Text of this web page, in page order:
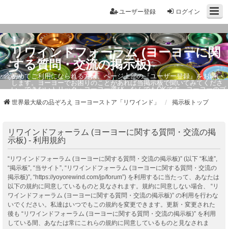
ログイン
ユーザー登録
リワインドフォーラム (ヨーヨーに関
する質問・交流の掲示板)
初めてご利用になられる方は、ページ上部の『ユーザー登録』をお願い
します。ヨーヨーでお困りのことがあれば当掲示板で聞いてみてくださ
い。できないトリック・ヨーヨー選び、なんでもOKです。ヨーヨーのプ
世界最大級の品ぞろえ ヨーヨーストア「リワインド」 掲示板トップ
リワインドフォーラム (ヨーヨーに関する質問・交流の掲
示板) - 利用規約
“リワインドフォーラム (ヨーヨーに関する質問・交流の掲示板)” (以下 “私達”,
“掲示板”, “当サイト”, “リワインドフォーラム (ヨーヨーに関する質問・交流の
掲示板)”, “https://yoyorewind.com/jp/forum”) を利用するに当たって、あなたは
以下の規約に同意しているものと見なされます。規約に同意しない場合、 “リ
ワインドフォーラム (ヨーヨーに関する質問・交流の掲示板)” の利用を行わな
いでください。私達はいつでもこの規約を変更できます。更新・変更された
後も “リワインドフォーラム (ヨーヨーに関する質問・交流の掲示板)” を利用
している間、あなたは常にこれらの規約に同意しているものと見なされま